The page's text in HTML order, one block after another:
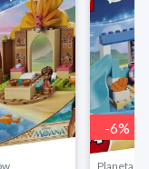
-6%
Planeta